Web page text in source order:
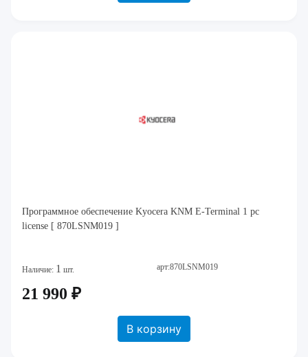
Программное обеспечение Kyocera KNM E-Terminal 1 pc
license [ 870LSNM019 ]
Наличие: 1 шт. арт:870LSNM019
21 990 ₽
В корзину